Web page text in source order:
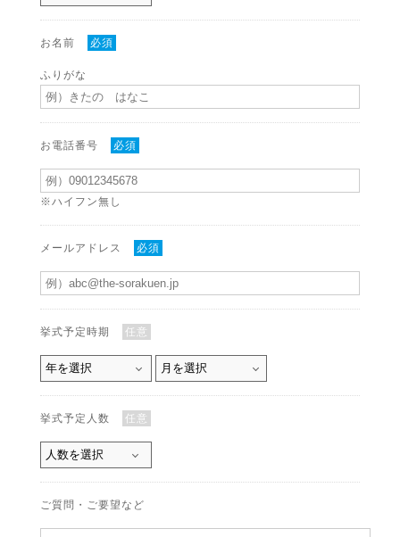
お名前 必須
ふりがな
お電話番号 必須
※ハイフン無し
メールアドレス 必須
挙式予定時期 任意
挙式予定人数 任意
ご質問・ご要望など